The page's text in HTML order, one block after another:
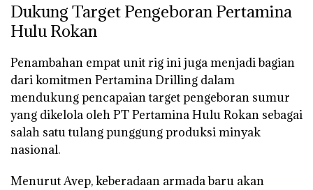
Dukung Target Pengeboran Pertamina
Hulu Rokan
Penambahan empat unit rig ini juga menjadi bagian
dari komitmen Pertamina Drilling dalam
mendukung pencapaian target pengeboran sumur
yang dikelola oleh PT Pertamina Hulu Rokan sebagai
salah satu tulang punggung produksi minyak
nasional.
Menurut Avep, keberadaan armada baru akan